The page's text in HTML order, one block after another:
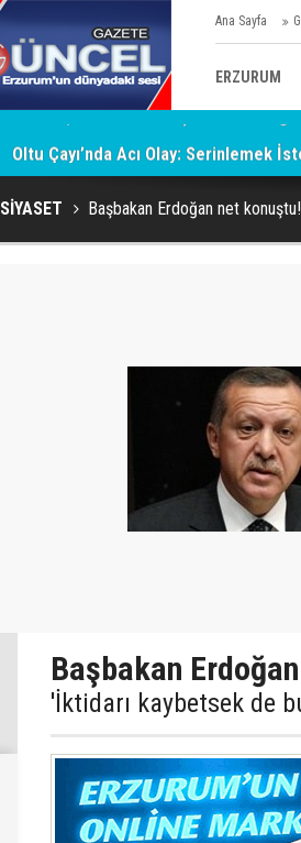
Ana Sayfa
ERZURUM
SİYASET
KÜLTÜR/
Oltu Çayı’nda Acı Olay: Serinlemek
SİYASET Başbakan Erdoğan net konuştu!
Başbakan
'İktidarı kaybetsek de